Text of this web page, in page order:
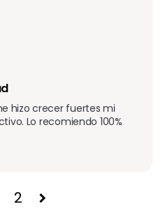
hizo crecer fuertes mi
Lo recomiendo 100%
2 chevron_right